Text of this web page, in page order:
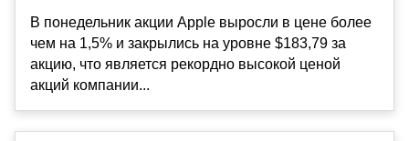
В понедельник акции Apple выросли в цене более
чем на 1,5% и закрылись на уровне $183,79 за
акцию, что является рекордно высокой ценой
акций компании...